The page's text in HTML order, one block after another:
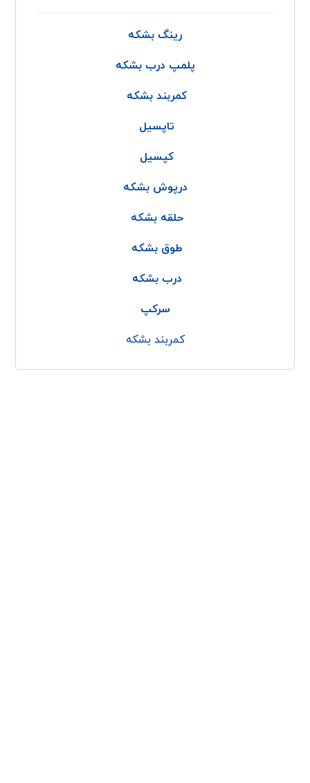
رینگ بشکه
پلمپ درب بشکه
کمربند بشکه
تاپسیل
کپسیل
درپوش بشکه
حلقه بشکه
طوق بشکه
درب بشکه
سرکپ
کمربند بشکه